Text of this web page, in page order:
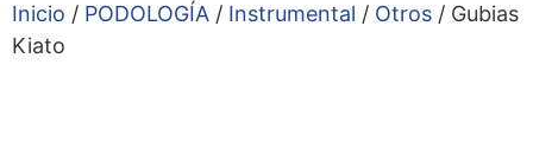
Inicio / PODOLOGÍA / Instrumental / Otros / Gubias
Kiato